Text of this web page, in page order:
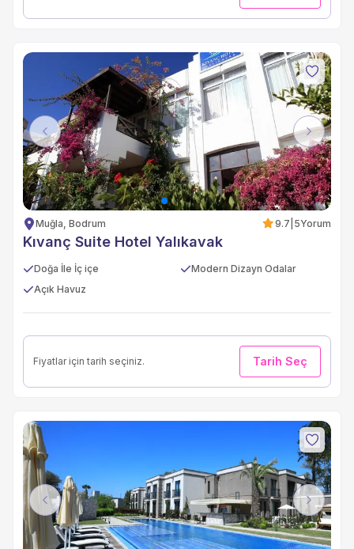
Previous Next
Muğla, Bodrum 9.7 5Yorum
Kıvanç Suite Hotel Yalıkavak
Doğa İle İç içe
Modern Dizayn Odalar
Açık Havuz
Fiyatlar için tarih seçiniz. Tarih Seç
Previous Next